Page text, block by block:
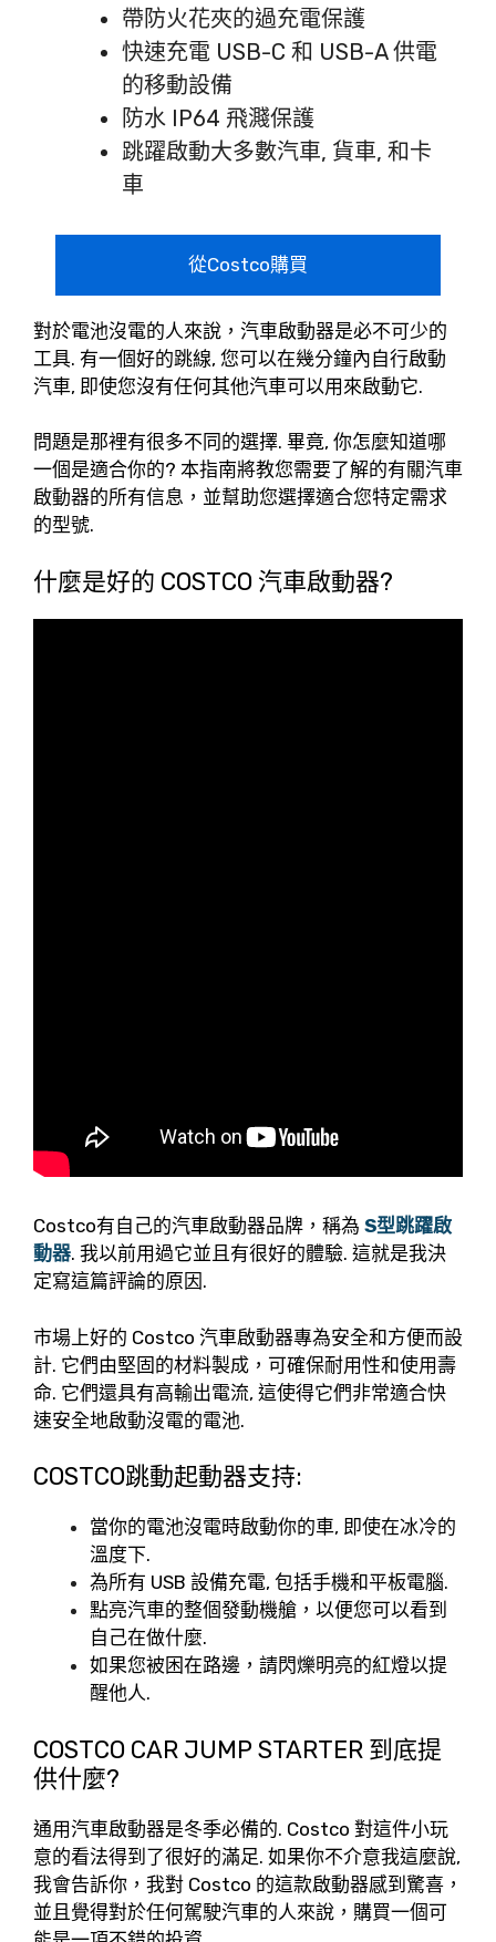
帶防火花夾的過充電保護
快速充電 USB-C 和 USB-A 供電
的移動設備
防水 IP64 飛濺保護
跳躍啟動大多數汽車, 貨車, 和卡
車
從Costco購買
對於電池沒電的人來說，汽車啟動器是必不可少的
工具. 有一個好的跳線, 您可以在幾分鐘內自行啟動
汽車, 即使您沒有任何其他汽車可以用來啟動它.
問題是那裡有很多不同的選擇. 畢竟, 你怎麼知道哪
一個是適合你的? 本指南將教您需要了解的有關汽車
啟動器的所有信息，並幫助您選擇適合您特定需求
的型號.
什麼是好的 COSTCO 汽車啟動器?
Costco有自己的汽車啟動器品牌，稱為 S型跳躍啟
動器. 我以前用過它並且有很好的體驗. 這就是我決
定寫這篇評論的原因.
市場上好的 Costco 汽車啟動器專為安全和方便而設
計. 它們由堅固的材料製成，可確保耐用性和使用壽
命. 它們還具有高輸出電流, 這使得它們非常適合快
速安全地啟動沒電的電池.
COSTCO跳動起動器支持:
當你的電池沒電時啟動你的車, 即使在冰冷的
溫度下.
為所有 USB 設備充電, 包括手機和平板電腦.
點亮汽車的整個發動機艙，以便您可以看到
自己在做什麼.
如果您被困在路邊，請閃爍明亮的紅燈以提
醒他人.
COSTCO CAR JUMP STARTER 到底提
供什麼?
通用汽車啟動器是冬季必備的. Costco 對這件小玩
意的看法得到了很好的滿足. 如果你不介意我這麼說,
我會告訴你，我對 Costco 的這款啟動器感到驚喜，
並且覺得對於任何駕駛汽車的人來說，購買一個可